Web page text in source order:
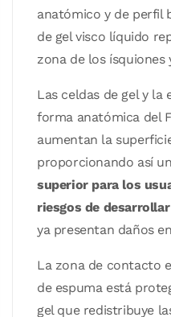
anatómico y de perfil
de gel visco líquido
zona de los ísquiones
Las celdas de gel y la
forma anatómica del
aumentan la
proporcionando así un
superior para los
riesgos de
ya presentan daños
La zona de contacto
de espuma está
gel que redistribuye